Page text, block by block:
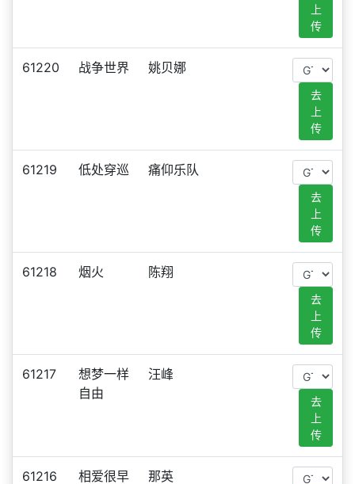
上
传
61220 战争世界 姚贝娜
去
上
传
61219 低处穿巡 痛仰乐队
去
上
传
61218 烟火 陈翔
去
上
传
61217
想梦一样
自由
汪峰
去
上
传
61216 相爱很早 那英